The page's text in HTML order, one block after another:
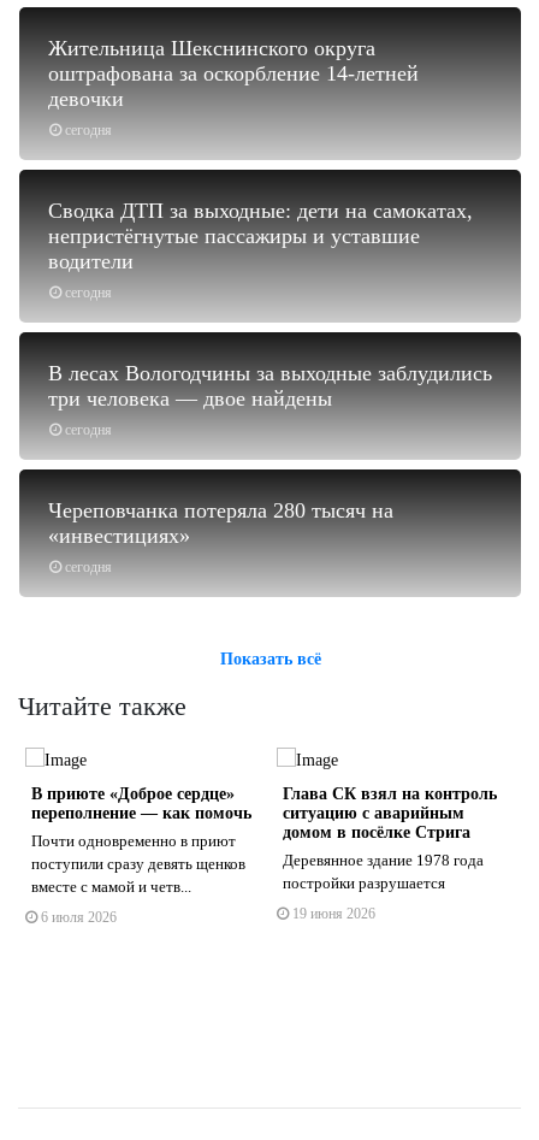
сегодня
Жительница Шекснинского округа
оштрафована за оскорбление 14-летней
девочки
сегодня
Сводка ДТП за выходные: дети на самокатах,
непристёгнутые пассажиры и уставшие
водители
сегодня
В лесах Вологодчины за выходные заблудились
три человека — двое найдены
сегодня
Череповчанка потеряла 280 тысяч на
«инвестициях»
Показать всё
Читайте также
В приюте «Доброе сердце»
переполнение — как помочь
Почти одновременно в приют
поступили сразу девять щенков
вместе с мамой и четв...
6 июля 2026
Глава СК взял на контроль
ситуацию с аварийным
домом в посёлке Стрига
Деревянное здание 1978 года
постройки разрушается
19 июня 2026